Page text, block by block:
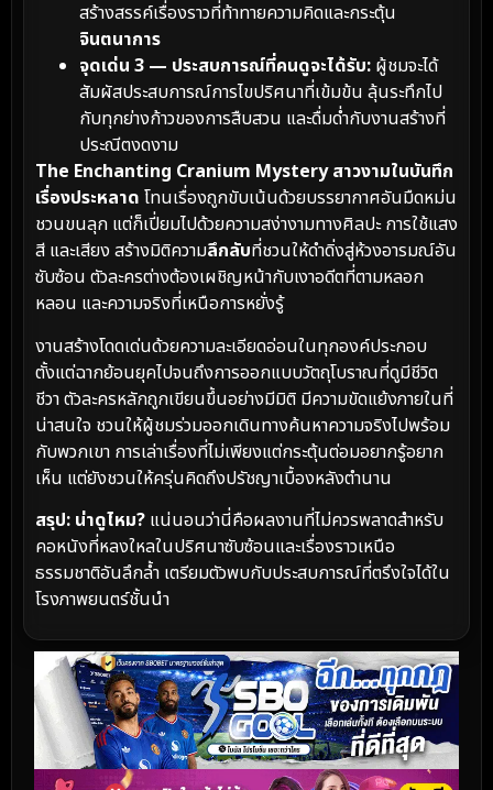
สร้างสรรค์เรื่องราวที่ท้าทายความคิดและกระตุ้น
จินตนาการ
จุดเด่น 3 — ประสบการณ์ที่คนดูจะได้รับ: ผู้ชมจะได้
สัมผัสประสบการณ์การไขปริศนาที่เข้มข้น ลุ้นระทึกไป
กับทุกย่างก้าวของการสืบสวน และดื่มด่ำกับงานสร้างที่
ประณีตงดงาม
The Enchanting Cranium Mystery สาวงามในบันทึก
เรื่องประหลาด โทนเรื่องถูกขับเน้นด้วยบรรยากาศอันมืดหม่น
ชวนขนลุก แต่ก็เปี่ยมไปด้วยความสง่างามทางศิลปะ การใช้แสง
สี และเสียง สร้างมิติความลึกลับที่ชวนให้ดำดิ่งสู่ห้วงอารมณ์อัน
ซับซ้อน ตัวละครต่างต้องเผชิญหน้ากับเงาอดีตที่ตามหลอก
หลอน และความจริงที่เหนือการหยั่งรู้
งานสร้างโดดเด่นด้วยความละเอียดอ่อนในทุกองค์ประกอบ
ตั้งแต่ฉากย้อนยุคไปจนถึงการออกแบบวัตถุโบราณที่ดูมีชีวิต
ชีวา ตัวละครหลักถูกเขียนขึ้นอย่างมีมิติ มีความขัดแย้งภายในที่
น่าสนใจ ชวนให้ผู้ชมร่วมออกเดินทางค้นหาความจริงไปพร้อม
กับพวกเขา การเล่าเรื่องที่ไม่เพียงแต่กระตุ้นต่อมอยากรู้อยาก
เห็น แต่ยังชวนให้ครุ่นคิดถึงปรัชญาเบื้องหลังตำนาน
สรุป: น่าดูไหม? แน่นอนว่านี่คือผลงานที่ไม่ควรพลาดสำหรับ
คอหนังที่หลงใหลในปริศนาซับซ้อนและเรื่องราวเหนือ
ธรรมชาติอันลึกล้ำ เตรียมตัวพบกับประสบการณ์ที่ตรึงใจได้ใน
โรงภาพยนตร์ชั้นนำ